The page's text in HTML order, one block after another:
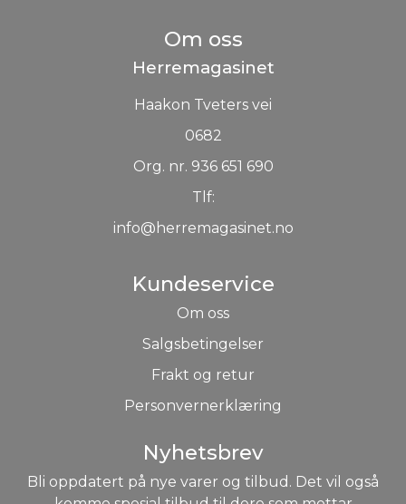
Om oss
Herremagasinet
Haakon Tveters vei
0682
Org. nr. 936 651 690
Tlf:
info@herremagasinet.no
Kundeservice
Om oss
Salgsbetingelser
Frakt og retur
Personvernerklæring
Nyhetsbrev
Bli oppdatert på nye varer og tilbud. Det vil også